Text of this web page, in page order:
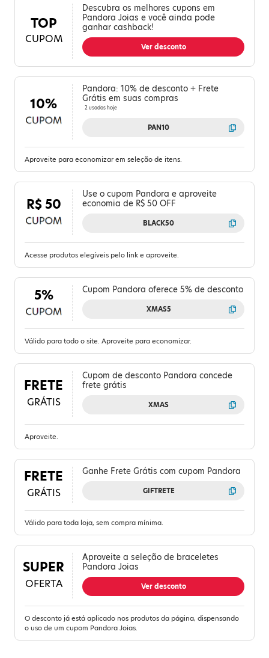
TOP
CUPOM
Descubra os melhores cupons em
Pandora Joias e você ainda pode
ganhar cashback!
Ver desconto
10%
Pandora: 10% de desconto + Frete
Grátis em suas compras
2 usados hoje
PAN10
Aproveite para economizar em seleção de itens.
R$ 50
Use o cupom Pandora e aproveite
economia de R$ 50 OFF
BLACK50
Acesse produtos elegíveis pelo link e aproveite.
5% Cupom Pandora oferece 5% de desconto
XMAS5
Válido para todo o site. Aproveite para economizar.
FRETE
GRÁTIS
Cupom de desconto Pandora concede
frete grátis
XMAS
Aproveite.
FRETE
GRÁTIS
Ganhe Frete Grátis com cupom Pandora
GIFTRETE
Válido para toda loja, sem compra mínima.
SUPER
OFERTA
Aproveite a seleção de braceletes
Pandora Joias
Ver desconto
O desconto já está aplicado nos produtos da página, dispensando
o uso de um cupom Pandora Joias.